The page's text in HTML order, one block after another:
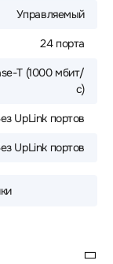
Управляемый
24 порта
T (1000 мбит/
с)
UpLink портов
UpLink портов